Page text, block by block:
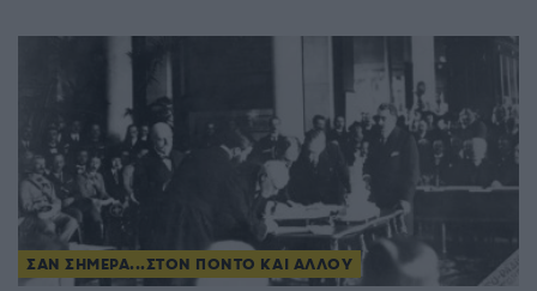
ΣΑΝ ΣΗΜΕΡΑ...ΣΤΟΝ ΠΟΝΤΟ ΚΑΙ ΑΛΛΟΥ